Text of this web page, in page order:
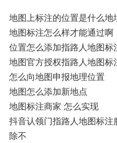
地图上标注的位置是什么地
地图标注怎么样才能通过啊
位置怎么添加指路人地图标
地图官方授权指路人地图
怎么向地图申报地理位置
地图怎么添加新地点
地图标注商家 怎么实现
抖音认领门指路人地图标
除不